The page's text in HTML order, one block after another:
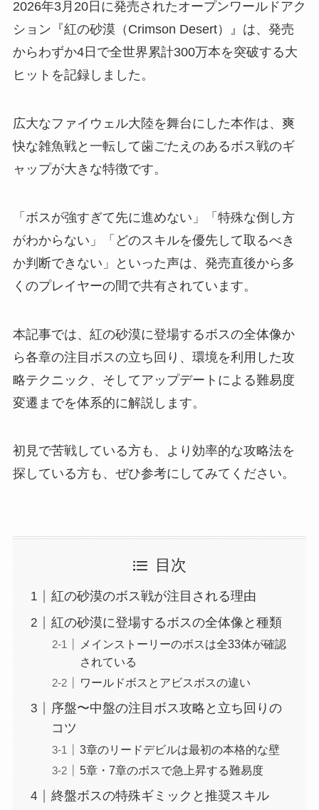
2026年3月20日に発売されたオープンワールドアク
ション『紅の砂漠（Crimson Desert）』は、発売
からわずか4日で全世界累計300万本を突破する大
ヒットを記録しました。
広大なファイウェル大陸を舞台にした本作は、爽
快な雑魚戦と一転して歯ごたえのあるボス戦のギ
ャップが大きな特徴です。
「ボスが強すぎて先に進めない」「特殊な倒し方
がわからない」「どのスキルを優先して取るべき
か判断できない」といった声は、発売直後から多
くのプレイヤーの間で共有されています。
本記事では、紅の砂漠に登場するボスの全体像か
ら各章の注目ボスの立ち回り、環境を利用した攻
略テクニック、そしてアップデートによる難易度
変遷までを体系的に解説します。
初見で苦戦している方も、より効率的な攻略法を
探している方も、ぜひ参考にしてみてください。
目次
紅の砂漠のボス戦が注目される理由
紅の砂漠に登場するボスの全体像と種類
メインストーリーのボスは全33体が確認
されている
ワールドボスとアビスボスの違い
序盤〜中盤の注目ボス攻略と立ち回りの
コツ
3章のリードデビルは最初の本格的な壁
5章・7章のボスで急上昇する難易度
終盤ボスの特殊ギミックと推奨スキル